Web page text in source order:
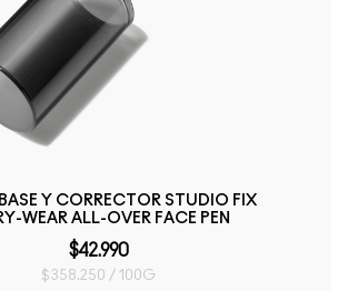
Y CORRECTOR STUDIO FIX
WEAR ALL-OVER FACE PEN
$42.990
$358.250 / 100G